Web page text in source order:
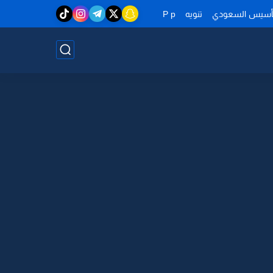
السعودي تنويه P p